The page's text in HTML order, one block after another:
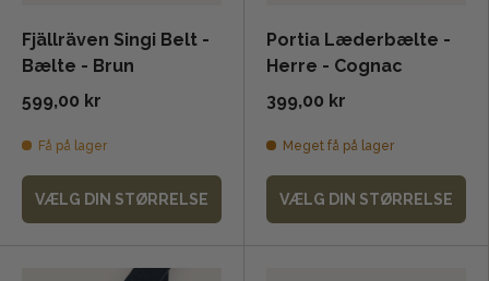
Fjällräven Singi Belt -
Bælte - Brun
599,00 kr
Få på lager
VÆLG DIN STØRRELSE
Portia Læderbælte -
Herre - Cognac
399,00 kr
Meget få på lager
VÆLG DIN STØRRELSE